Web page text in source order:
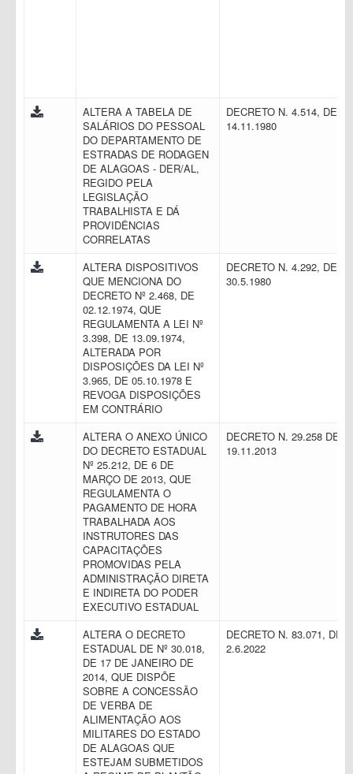
ALTERA A TABELA DE
SALÁRIOS DO PESSOAL
DO DEPARTAMENTO DE
ESTRADAS DE RODAGEN
DE ALAGOAS - DER/AL,
REGIDO PELA
LEGISLAÇÃO
TRABALHISTA E DÁ
PROVIDÊNCIAS
CORRELATAS
DECRETO N. 4.514, DE
14.11.1980
ALTERA DISPOSITIVOS
QUE MENCIONA DO
DECRETO Nº 2.468, DE
02.12.1974, QUE
REGULAMENTA A LEI Nº
3.398, DE 13.09.1974,
ALTERADA POR
DISPOSIÇÕES DA LEI Nº
3.965, DE 05.10.1978 E
REVOGA DISPOSIÇÕES
EM CONTRÁRIO
DECRETO N. 4.292, DE
30.5.1980
ALTERA O ANEXO ÚNICO
DO DECRETO ESTADUAL
Nº 25.212, DE 6 DE
MARÇO DE 2013, QUE
REGULAMENTA O
PAGAMENTO DE HORA
TRABALHADA AOS
INSTRUTORES DAS
CAPACITAÇÕES
PROMOVIDAS PELA
ADMINISTRAÇÃO DIRETA
E INDIRETA DO PODER
EXECUTIVO ESTADUAL
DECRETO N. 29.258 DE
19.11.2013
ALTERA O DECRETO
ESTADUAL DE Nº 30.018,
DE 17 DE JANEIRO DE
2014, QUE DISPÕE
SOBRE A CONCESSÃO
DE VERBA DE
ALIMENTAÇÃO AOS
MILITARES DO ESTADO
DE ALAGOAS QUE
ESTEJAM SUBMETIDOS
DECRETO N. 83.071, DE
2.6.2022